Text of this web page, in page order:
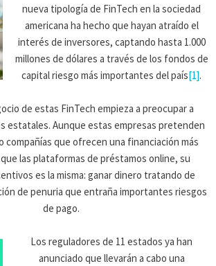
nueva tipología de FinTech en la sociedad
americana ha hecho que hayan atraído el
interés de inversores, captando hasta 1.000
millones de dólares a través de los fondos de
capital riesgo más importantes del país[1].
de estas FinTech empieza a preocupar a
estatales. Aunque estas empresas pretenden
compañías que ofrecen una financiación más
las plataformas de préstamos online, su
es la misma: ganar dinero tratando de
de penuria que entraña importantes riesgos
de pago.
Los reguladores de 11 estados ya han
anunciado que llevarán a cabo una